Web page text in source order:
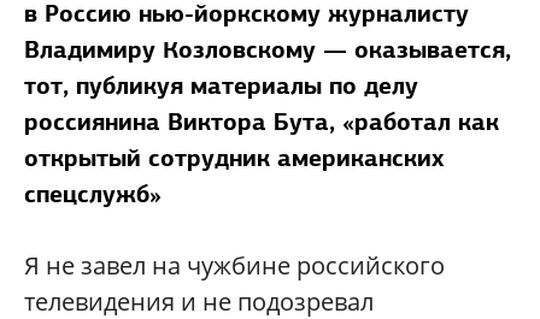
в Россию нью-йоркскому журналисту
Владимиру Козловскому — оказывается,
тот, публикуя материалы по делу
россиянина Виктора Бута, «работал как
открытый сотрудник американских
спецслужб»
Я не завел на чужбине российского
телевидения и не подозревал